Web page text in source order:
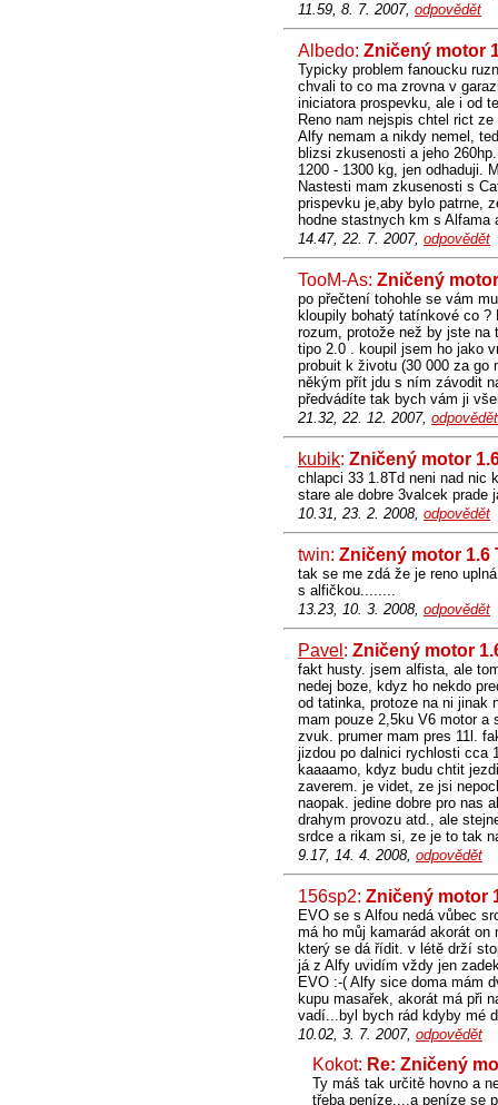
11.59, 8. 7. 2007, odpovědět
Albedo: Zničený motor
Typicky problem fanoucku
chvali to co ma zrovna v
iniciatora prospevku, ale i od
Reno nam nejspis chtel rict
Alfy nemam a nikdy nemel,
blizsi zkusenosti a jeho
1200 - 1300 kg, jen odhaduji.
Nastesti mam zkusenosti s
prispevku je,aby bylo patrne,
hodne stastnych km s Alfama
14.47, 22. 7. 2007, odpovědět
TooM-As: Zničený
po přečtení tohohle se vám
kloupily bohatý tatínkové co
rozum, protože než by jste
tipo 2.0 . koupil jsem ho jako
probuit k životu (30 000 za
někým přít jdu s ním závodit
předvádíte tak bych vám ji
21.32, 22. 12. 2007, odpovědět
kubik: Zničený motor
chlapci 33 1.8Td neni nad nic
stare ale dobre 3valcek prade
10.31, 23. 2. 2008, odpovědět
twin: Zničený motor 1.6
tak se me zdá že je reno
s alfičkou........
13.23, 10. 3. 2008, odpovědět
Pavel : Zničený motor
fakt husty. jsem alfista, ale
nedej boze, kdyz ho nekdo
od tatinka, protoze na ni jinak
mam pouze 2,5ku V6 motor a
zvuk. prumer mam pres 11l.
jizdou po dalnici rychlosti cca
kaaaamo, kdyz budu chtit
zaverem. je videt, ze jsi
naopak. jedine dobre pro nas
drahym provozu atd., ale
srdce a rikam si, ze je to tak
9.17, 14. 4. 2008, odpovědět
156sp2: Zničený motor
EVO se s Alfou nedá vůbec
má ho můj kamarád akorát
který se dá řídit. v létě drží
já z Alfy uvidím vždy jen
EVO :-( Alfy sice doma mám
kupu masařek, akorát má při
vadí...byl bych rád kdyby mé
10.02, 3. 7. 2007, odpovědět
Kokot: Re: Zničený
Ty máš tak určitě hovno a
třeba peníze....a peníze se